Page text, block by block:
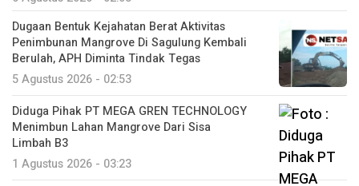
Dugaan Bentuk Kejahatan Berat Aktivitas
Penimbunan Mangrove Di Sagulung Kembali
Berulah, APH Diminta Tindak Tegas
5 Agustus 2026 - 02:53
Diduga Pihak PT MEGA GREN TECHNOLOGY
Menimbun Lahan Mangrove Dari Sisa
Limbah B3
1 Agustus 2026 - 03:23